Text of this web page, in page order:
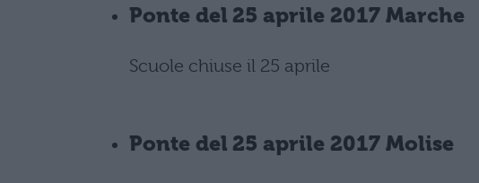
Ponte del 25 aprile 2017 Marche
Scuole chiuse il 25 aprile
Ponte del 25 aprile 2017 Molise